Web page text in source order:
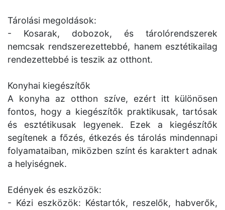
Tárolási megoldások:
- Kosarak, dobozok, és tárolórendszerek
nemcsak rendszerezettebbé, hanem esztétikailag
rendezettebbé is teszik az otthont.
Konyhai kiegészítők
A konyha az otthon szíve, ezért itt különösen
fontos, hogy a kiegészítők praktikusak, tartósak
és esztétikusak legyenek. Ezek a kiegészítők
segítenek a főzés, étkezés és tárolás mindennapi
folyamataiban, miközben színt és karaktert adnak
a helyiségnek.
Edények és eszközök:
- Kézi eszközök: Késtartók, reszelők, habverők,